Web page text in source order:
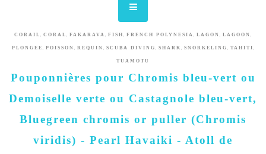
CORAIL , CORAL , FAKARAVA , FISH , FRENCH POLYNESIA , LAGON , LAGOON ,
PLONGEE , POISSON , REQUIN , SCUBA DIVING , SHARK , SNORKELING , TAHITI ,
TUAMOTU
Pouponnières pour Chromis bleu-vert ou
Demoiselle verte ou Castagnole bleu-vert,
Bluegreen chromis or puller (Chromis
viridis) - Pearl Havaiki - Atoll de